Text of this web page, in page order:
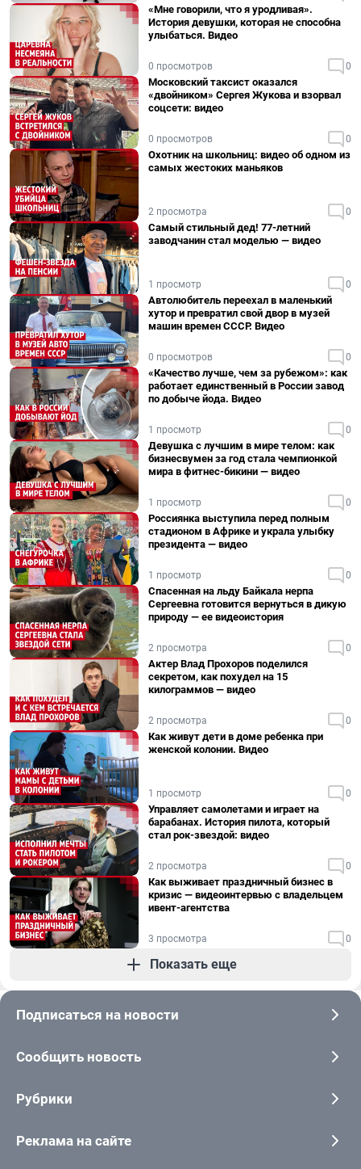
«Мне говорили, что я уродливая».
История девушки, которая не способна
улыбаться. Видео
0 просмотров 0
Московский таксист оказался
«двойником» Сергея Жукова и взорвал
соцсети: видео
0 просмотров 0
Охотник на школьниц: видео об одном из
самых жестоких маньяков
2 просмотра 0
Самый стильный дед! 77-летний
заводчанин стал моделью — видео
1 просмотр 0
Автолюбитель переехал в маленький
хутор и превратил свой двор в музей
машин времен СССР. Видео
0 просмотров 0
«Качество лучше, чем за рубежом»: как
работает единственный в России завод
по добыче йода. Видео
1 просмотр 0
Девушка с лучшим в мире телом: как
бизнесвумен за год стала чемпионкой
мира в фитнес-бикини — видео
1 просмотр 0
Россиянка выступила перед полным
стадионом в Африке и украла улыбку
президента — видео
1 просмотр 0
Спасенная на льду Байкала нерпа
Сергеевна готовится вернуться в дикую
природу — ее видеоистория
2 просмотра 0
Актер Влад Прохоров поделился
секретом, как похудел на 15
килограммов — видео
2 просмотра 0
Как живут дети в доме ребенка при
женской колонии. Видео
1 просмотр 0
Управляет самолетами и играет на
барабанах. История пилота, который
стал рок-звездой: видео
2 просмотра 0
Как выживает праздничный бизнес в
кризис — видеоинтервью с владельцем
ивент-агентства
3 просмотра 0
Показать еще
Подписаться на новости
Сообщить новость
Рубрики
Реклама на сайте